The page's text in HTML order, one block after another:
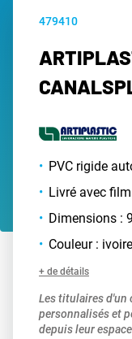
479410
PVC rigide
Livré avec
Dimensions :
Couleur : ivoire
+ de détails
Les titulaires d'un
personnalisés et
depuis leur